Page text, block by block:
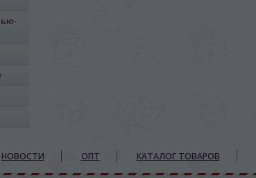
НОВОСТИ ОПТ КАТАЛОГ ТОВАРОВ